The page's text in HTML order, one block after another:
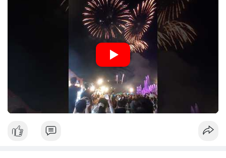
lãi suất ổn định và thị trường crypto ổn định, hoạt động giải trí
như vậy thường tăng trưởng khi người dân có khả năng chi
tiêu. Tuy nhiên, sự ưu tiên giải trí có thể ảnh hưởng đến tỷ lệ
tiết kiệm hoặc đầu tư vào crypto nếu người tiêu dùng chuyển
🎥 Xem video trực tiếp tại:
Nguồn: Đồng Tâm